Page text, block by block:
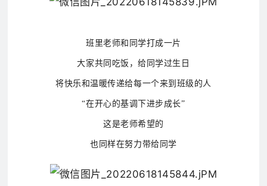
班里老师和同学打成一片
大家共同吃饭，给同学过生日
将快乐和温暖传递给每一个来到班级的人
“在开心的基调下进步成长”
这是老师希望的
也同样在努力带给同学